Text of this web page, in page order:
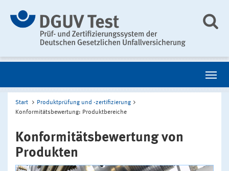
Start
Produktprüfung und -zertifizierung
Konformitätsbewertung: Produktbereiche
Konformitätsbewertung von
Produkten